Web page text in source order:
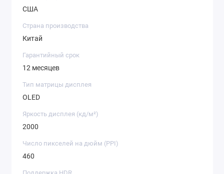
США
Страна производства
Китай
Гарантийный срок
12 месяцев
Тип матрицы дисплея
OLED
Яркость дисплея (кд/ м²)
2000
Число пикселей на дюйм (PPI)
460